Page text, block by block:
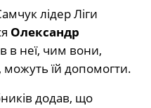
лідер Ліги
Олександр
в неї, чим вони,
можуть їй допомогти.
додав, що